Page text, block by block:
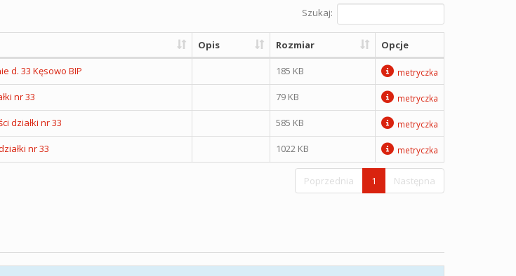
Szukaj:
Opis Rozmiar Opcje
d. 33 Kęsowo BIP 185 KB metryczka
nr 33 79 KB metryczka
działki nr 33 585 KB metryczka
nr 33 1022 KB metryczka
Poprzednia 1 Następna